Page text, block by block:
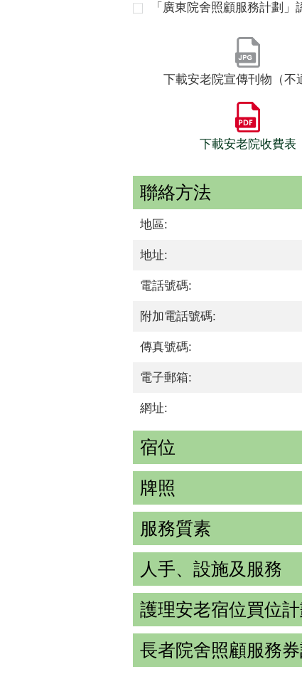
「廣東院舍照顧服務計劃」
下載安老院宣傳刊物（不
下載安老院收費表
聯絡方法
地區:
地址:
電話號碼:
附加電話號碼:
傳真號碼:
電子郵箱:
網址:
宿位
牌照
服務質素
人手、設施及服務
護理安老宿位買位
長者院舍照顧服務